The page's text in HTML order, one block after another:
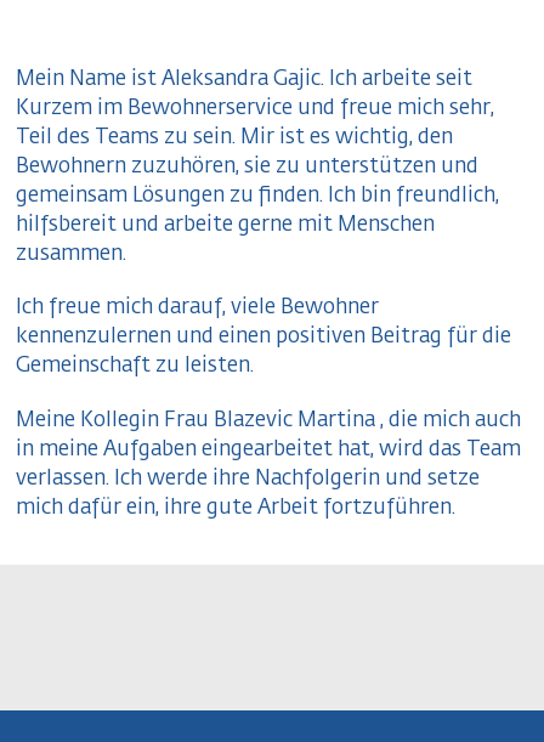
Mein Name ist Aleksandra Gajic. Ich arbeite seit
Kurzem im Bewohnerservice und freue mich sehr,
Teil des Teams zu sein. Mir ist es wichtig, den
Bewohnern zuzuhören, sie zu unterstützen und
gemeinsam Lösungen zu finden. Ich bin freundlich,
hilfsbereit und arbeite gerne mit Menschen
zusammen.
Ich freue mich darauf, viele Bewohner
kennenzulernen und einen positiven Beitrag für die
Gemeinschaft zu leisten.
Meine Kollegin Frau Blazevic Martina , die mich auch
in meine Aufgaben eingearbeitet hat, wird das Team
verlassen. Ich werde ihre Nachfolgerin und setze
mich dafür ein, ihre gute Arbeit fortzuführen.